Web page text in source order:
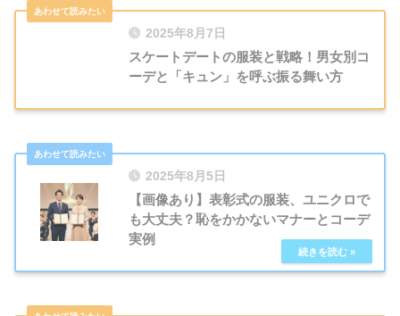
2025年8月7日
スケートデートの服装と戦略！男女別コ
ーデと「キュン」を呼ぶ振る舞い方
2025年8月5日
【画像あり】表彰式の服装、ユニクロで
も大丈夫？恥をかかないマナーとコーデ
実例